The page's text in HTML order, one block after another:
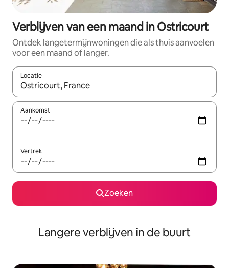
Verblijven van een maand in Ostricourt
Ontdek langetermijnwoningen die als thuis aanvoelen
voor een maand of langer.
Locatie
Wanneer er resultaten beschikbaar zijn, maak je een keuze
Aankomst
Vertrek
Zoeken
Langere verblijven in de buurt